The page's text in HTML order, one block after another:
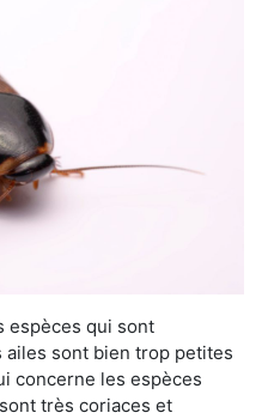
espèces qui sont
ailes sont bien trop petites
concerne les espèces
très coriaces et